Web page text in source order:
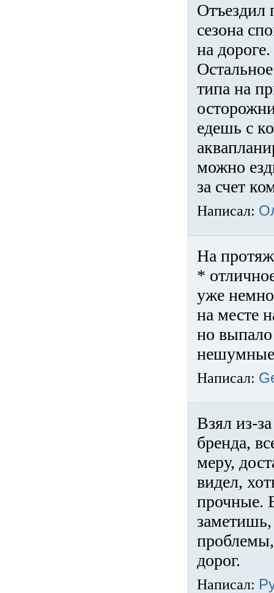
Отъездил
сезона
на
типа на
едешь с
можно
за счет
Написал:
На
*
уже
на месте
но
нешумные
Написал:
Взял из-
бренда,
меру,
видел,
прочные.
проблемы,
дорог.
Написал: